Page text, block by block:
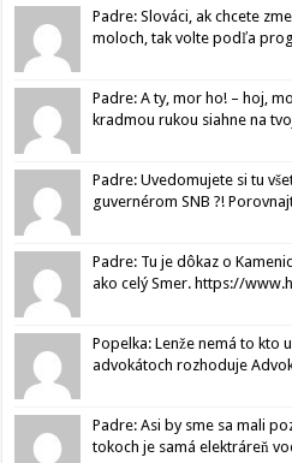
Padre: Slováci, ak chcete
moloch, tak volte podľa
Padre: A ty, mor ho! – hoj,
kradmou rukou siahne na
Padre: Uvedomujete si tu
guvernérom SNB ?!
Padre: Tu je dôkaz o
ako celý Smer. https://
Popelka: Lenže nemá to kto
advokátoch rozhoduje
Padre: Asi by sme sa mali
tokoch je samá elektráreň